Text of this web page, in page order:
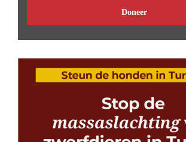
Doneer